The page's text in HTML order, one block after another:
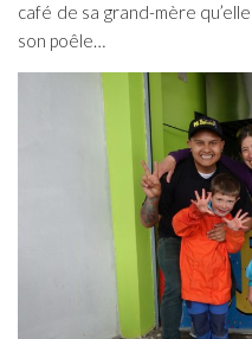
café de sa grand-mère
son poêle…